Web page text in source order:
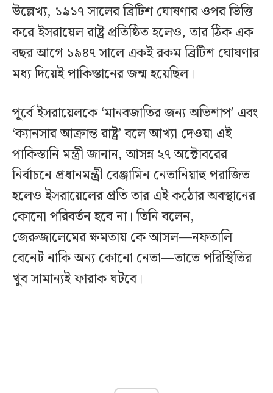
উল্লেখ্য, ১৯১৭ সালের ব্রিটিশ ঘোষণার ওপর ভিত্তি
করে ইসরায়েল রাষ্ট্র প্রতিষ্ঠিত হলেও, তার ঠিক এক
বছর আগে ১৯৪৭ সালে একই রকম ব্রিটিশ ঘোষণার
মধ্য দিয়েই পাকিস্তানের জন্ম হয়েছিল।
পূর্বে ইসরায়েলকে ‘মানবজাতির জন্য অভিশাপ’ এবং
‘ক্যানসার আক্রান্ত রাষ্ট্র’ বলে আখ্যা দেওয়া এই
পাকিস্তানি মন্ত্রী জানান, আসন্ন ২৭ অক্টোবরের
নির্বাচনে প্রধানমন্ত্রী বেঞ্জামিন নেতানিয়াহু পরাজিত
হলেও ইসরায়েলের প্রতি তার এই কঠোর অবস্থানের
কোনো পরিবর্তন হবে না। তিনি বলেন,
জেরুজালেমের ক্ষমতায় কে আসল—নফতালি
বেনেট নাকি অন্য কোনো নেতা—তাতে পরিস্থিতির
খুব সামান্যই ফারাক ঘটবে।